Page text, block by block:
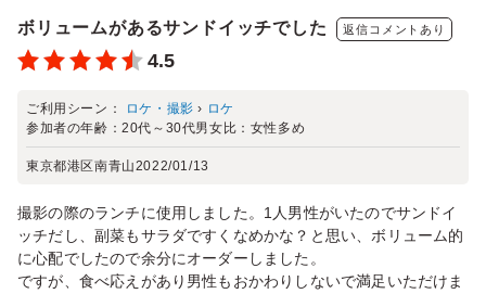
ボリュームがあるサンドイッチでした 返信コメントあり
4.5
ご利用シーン： ロケ・撮影 › ロケ
参加者の年齢：20代～30代男女比： 女性多め
東京都港区南青山2022/01/13
撮影の際のランチに使用しました。1人男性がいたのでサンドイ
ッチだし、副菜もサラダですくなめかな？と思い、ボリューム的
に心配でしたので余分にオーダーしました。
ですが、食べ応えがあり男性もおかわりしないで満足いただけま